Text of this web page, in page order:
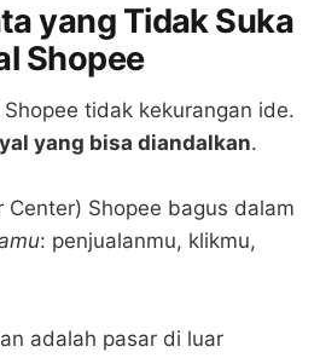
yang Tidak Suka
Shopee
tidak kekurangan ide.
yang bisa diandalkan.
Center) Shopee bagus dalam
: penjualanmu, klikmu,
adalah pasar di luar